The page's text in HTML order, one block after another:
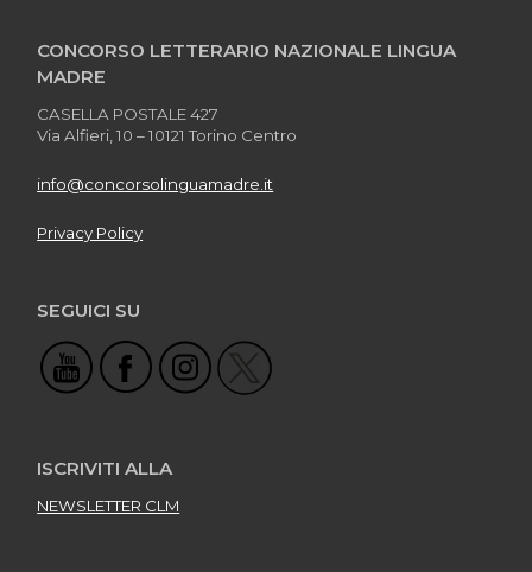
CONCORSO LETTERARIO NAZIONALE LINGUA
MADRE
CASELLA POSTALE 427
Via Alfieri, 10 – 10121 Torino Centro
info@concorsolinguamadre.it
Privacy Policy
SEGUICI SU
ISCRIVITI ALLA
NEWSLETTER CLM